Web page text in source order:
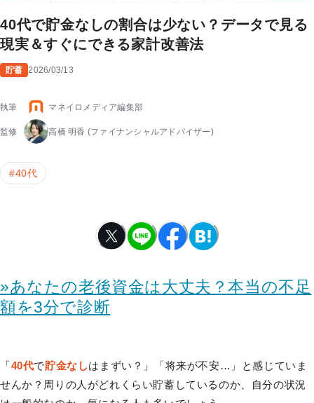
40代で貯金なしの割合は少ない？データで見る
現実＆すぐにできる家計改善法
貯蓄 2026/03/13
執筆 マネイロメディア編集部
監修 高橋 明香 (ファイナンシャルアドバイザー)
#40代
»あなたの老後資金は大丈夫？本当の不足
額を3分で診断
「40代で貯金なしはまずい？」「将来が不安…」と感じていま
せんか？周りの人がどれくらい貯蓄しているのか、自分の状況